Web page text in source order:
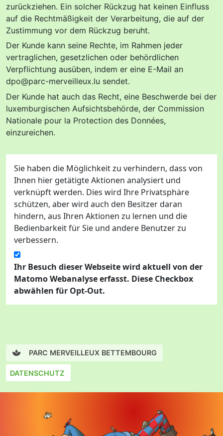
zurückziehen. Ein solcher Rückzug hat keinen Einfluss
auf die Rechtmäßigkeit der Verarbeitung, die auf der
Zustimmung vor dem Rückzug beruht.
Der Kunde kann seine Rechte, im Rahmen jeder
vertraglichen, gesetzlichen oder behördlichen
Verpflichtung ausüben, indem er eine E-Mail an
dpo@parc-merveilleux.lu sendet.
Der Kunde hat auch das Recht, eine Beschwerde bei der
luxemburgischen Aufsichtsbehörde, der Commission
Nationale pour la Protection des Données,
einzureichen.
Sie haben die Möglichkeit zu verhindern, dass von
Ihnen hier getätigte Aktionen analysiert und
verknüpft werden. Dies wird Ihre Privatsphäre
schützen, aber wird auch den Besitzer daran
hindern, aus Ihren Aktionen zu lernen und die
Bedienbarkeit für Sie und andere Benutzer zu
verbessern.
Ihr Besuch dieser Webseite wird aktuell von der
Matomo Webanalyse erfasst. Diese Checkbox
abwählen für Opt-Out.
PARC MERVEILLEUX BETTEMBOURG
DATENSCHUTZ